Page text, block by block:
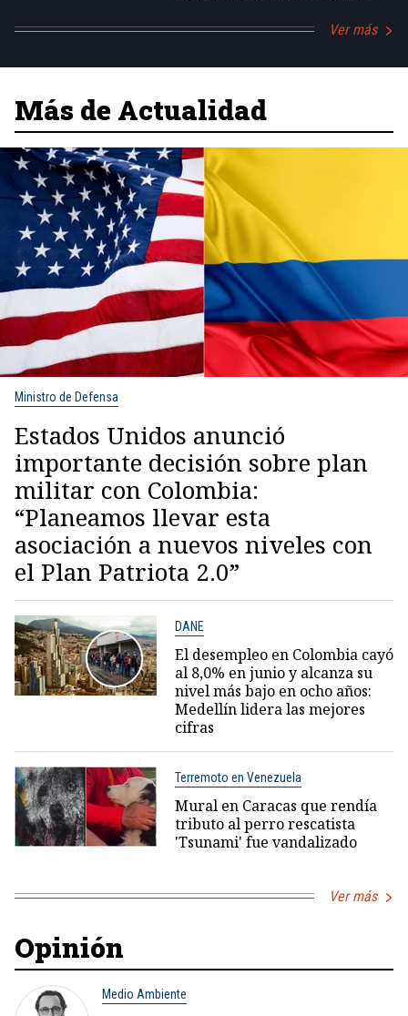
Ver más
Más de Actualidad
Ministro de Defensa
Estados Unidos anunció
importante decisión sobre plan
militar con Colombia:
“Planeamos llevar esta
asociación a nuevos niveles con
el Plan Patriota 2.0”
DANE
El desempleo en Colombia cayó
al 8,0% en junio y alcanza su
nivel más bajo en ocho años:
Medellín lidera las mejores
cifras
Terremoto en Venezuela
Mural en Caracas que rendía
tributo al perro rescatista
'Tsunami' fue vandalizado
Ver más
Opinión
Medio Ambiente